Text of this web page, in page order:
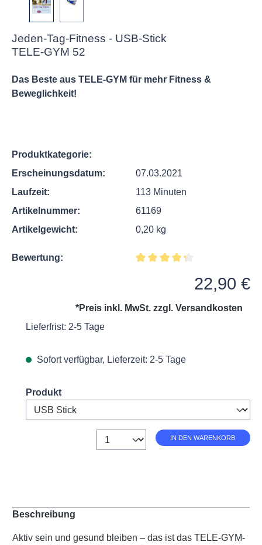
Jeden-Tag-Fitness - USB-Stick
TELE-GYM 52
Das Beste aus TELE-GYM für mehr Fitness &
Beweglichkeit!
Produktkategorie:
Erscheinungsdatum:
07.03.2021
Laufzeit:
113 Minuten
Artikelnummer:
61169
Artikelgewicht:
0,20 kg
Bewertung:
22,90 €
*Preis inkl. MwSt. zzgl. Versandkosten
Lieferfrist: 2-5 Tage
Sofort verfügbar, Lieferzeit: 2-5 Tage
Select
Produkt
Anzahl IN DEN WARENKORB
Beschreibung
Aktiv sein und gesund bleiben – das ist das TELE-GYM-